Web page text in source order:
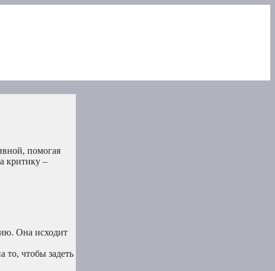
помогая
критику –
Она исходит
то, чтобы задеть